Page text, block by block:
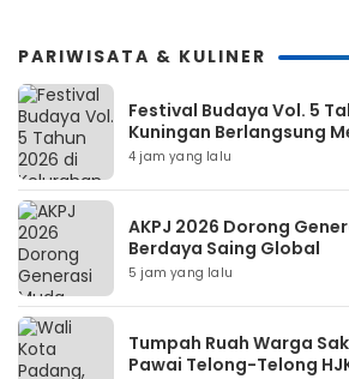
PARIWISATA & KULINER
Festival Budaya Vol. 5
Kuningan Berlangsung
4 jam yang lalu
AKPJ 2026 Dorong
Berdaya Saing Global
5 jam yang lalu
Tumpah Ruah Warga
Pawai Telong-Telong